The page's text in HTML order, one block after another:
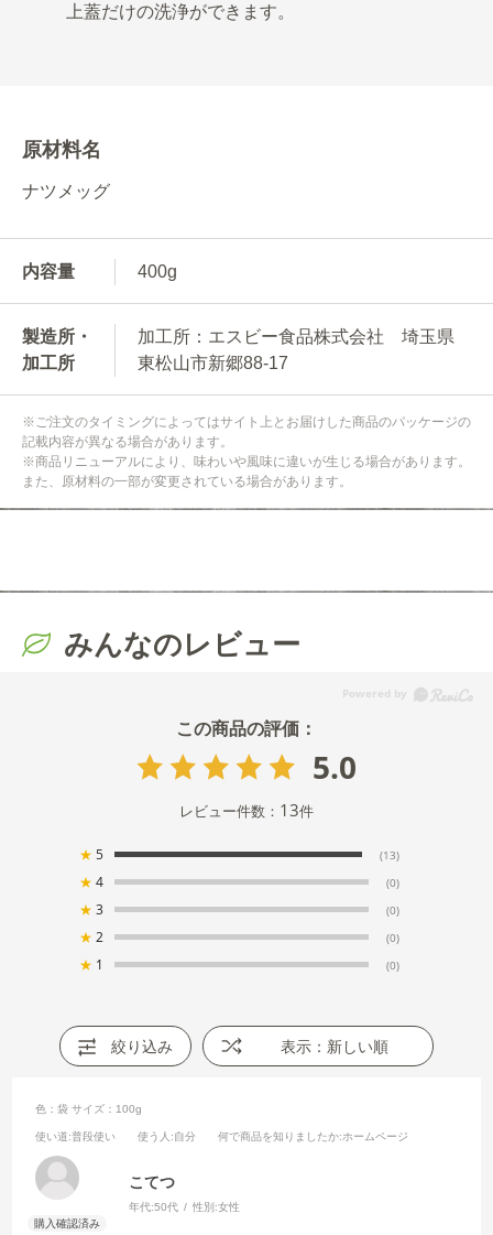
上蓋だけの洗浄ができます。
原材料名
ナツメッグ
内容量 400g
製造所・
加工所
加工所：エスビー食品株式会社 埼玉県
東松山市新郷88-17
※ご注文のタイミングによってはサイト上とお届けした商品のパッケージの
記載内容が異なる場合があります。
※商品リニューアルにより、味わいや風味に違いが生じる場合があります。
また、原材料の一部が変更されている場合があります。
みんなのレビュー
5.0
レビュー件数： 13件
★ 5 (13)
★ 4 (0)
★ 3 (0)
★ 2 (0)
★ 1 (0)
絞り込み 表示：新しい順
色：袋 サイズ：100g
使い道:普段使い 使う人 :自分 何で商品を知りましたか:ホームページ
こてつ
年代:50代 性別:女性